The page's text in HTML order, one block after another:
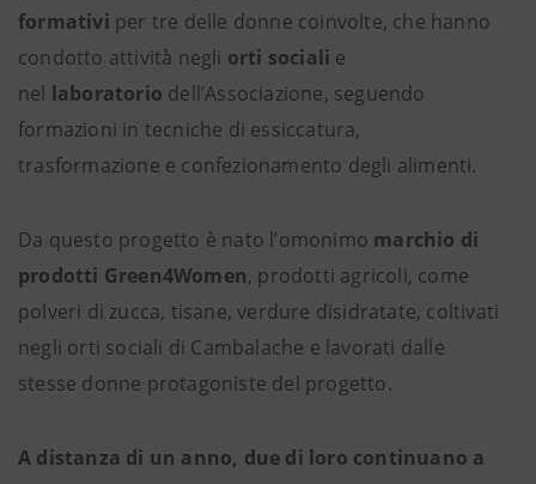
formativi per tre delle donne coinvolte, che hanno
condotto attività negli orti sociali e
nel laboratorio dell’Associazione, seguendo
formazioni in tecniche di essiccatura,
trasformazione e confezionamento degli alimenti.
Da questo progetto è nato l’omonimo marchio di
prodotti Green4Women, prodotti agricoli, come
polveri di zucca, tisane, verdure disidratate, coltivati
negli orti sociali di Cambalache e lavorati dalle
stesse donne protagoniste del progetto.
A distanza di un anno, due di loro continuano a